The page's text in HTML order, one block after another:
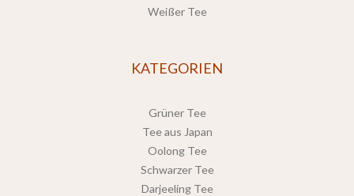
Weißer Tee
KATEGORIEN
Grüner Tee
Tee aus Japan
Oolong Tee
Schwarzer Tee
Darjeeling Tee